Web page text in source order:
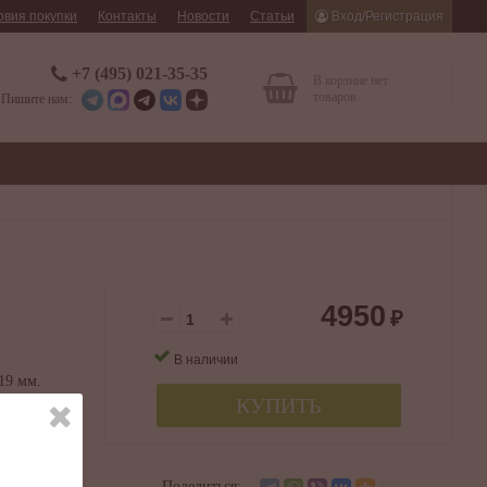
покупки Контакты Новости Статьи Вход/Регистрация
В корзине нет
+7 (495) 021-35-35
Пишите нам:
4950 ₽
В наличии
КУПИТЬ
мм.